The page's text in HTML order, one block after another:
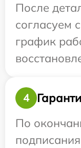
После
согласуем
график
4
По